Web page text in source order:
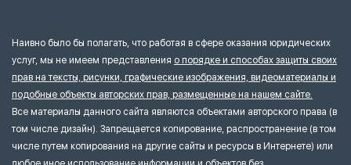
Наивно было бы полагать, что работая в сфере оказания юридических
услуг, мы не имеем представления о порядке и способах защиты своих
прав на тексты, рисунки, графические изображения, видеоматериалы и
подобные объекты авторских прав, размещенные на нашем сайте.
Все материалы данного сайта являются объектами авторского права (в
том числе дизайн). Запрещается копирование, распространение (в том
числе путем копирования на другие сайты и ресурсы в Интернете) или